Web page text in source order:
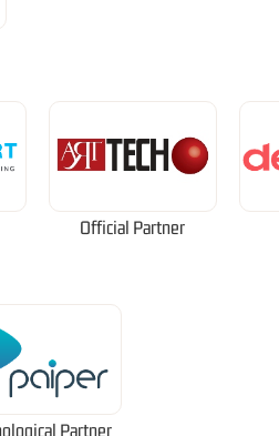
Official Partner
Partner